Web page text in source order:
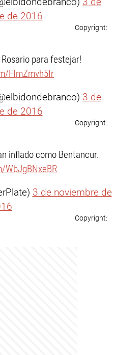
de 2016
para festejar!
FImZmvh5Ir
3 de
de 2016
inflado como Bentancur.
3 de noviembre de